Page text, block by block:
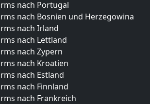
nach Portugal
nach Bosnien und Herzegowina
nach Irland
nach Lettland
nach Zypern
nach Kroatien
nach Estland
nach Finnland
nach Frankreich